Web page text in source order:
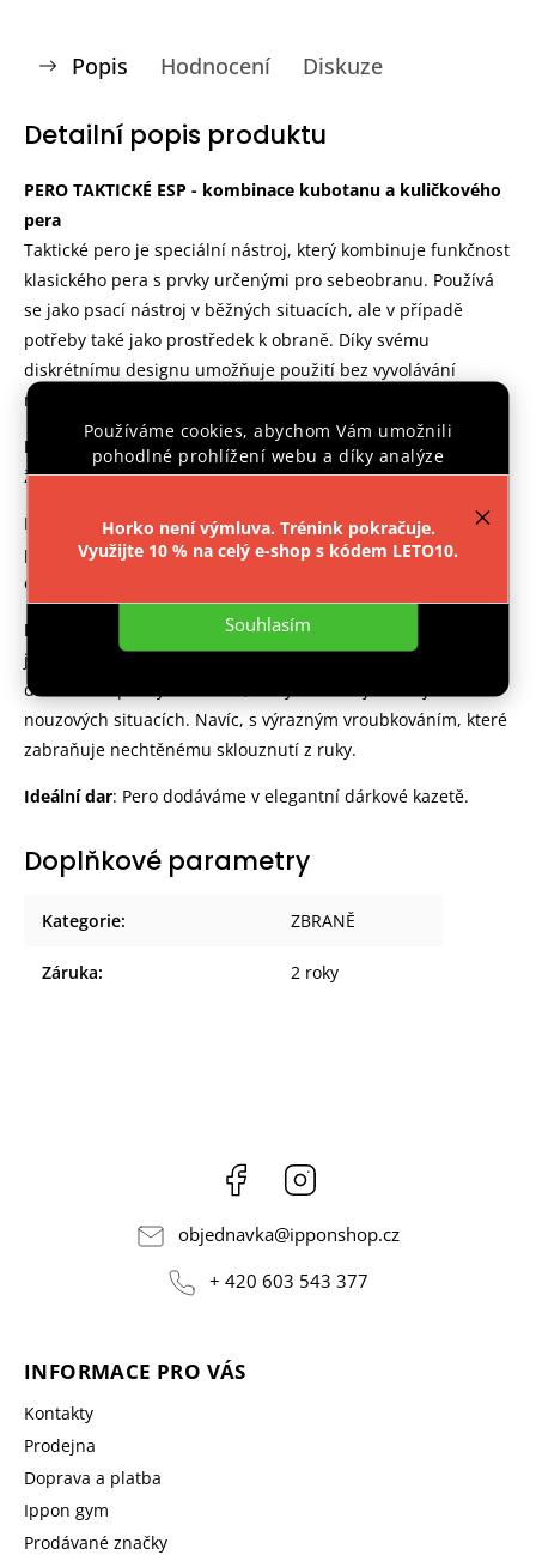
Používáme cookies, abychom Vám umožnili
pohodlné prohlížení webu a díky analýze
provozu webu neustále zlepšovali jeho funkce,
Nastavení
Souhlasím
Horko není výmluva. Trénink pokračuje.
Využijte 10 % na celý e-shop s kódem LETO10.
Popis Hodnocení Diskuze
Detailní popis produktu
PERO TAKTICKÉ ESP - kombinace kubotanu a kuličkového
pera
Taktické pero je speciální nástroj, který kombinuje funkčnost
klasického pera s prvky určenými pro sebeobranu. Používá
se jako psací nástroj v běžných situacích, ale v případě
potřeby také jako prostředek k obraně. Díky svému
diskrétnímu designu umožňuje použití bez vyvolávání
nežádoucí pozornosti.
Materiál : Vyrobeno z odolného duralu
, zajišťující dlouhou
životnost.
Povrch pera zušlechtěn eloxováním:Eloxování dodává
povrchu pera odolnost proti poškrábání a zvýrazňuje jeho
estetický vzhled.
Design
: Pero má praktický klip na uzávěru, což umožňuje
jeho snadné připevnění k oblečení nebo tašce. Je vybaven
dostatečně pevným hrotem, který umožňuje rozbíjení skla v
nouzových situacích. Navíc, s výrazným vroubkováním, které
zabraňuje nechtěnému sklouznutí z ruky.
Ideální dar: Pero dodáváme v elegantní dárkové kazetě.
Doplňkové parametry
Kategorie: ZBRANĚ
Záruka: 2 roky
Facebook
objednavka@ipponshop.cz
+ 420 603 543 377
INFORMACE PRO VÁS
Kontakty
Prodejna
Doprava a platba
Ippon gym
Prodávané značky